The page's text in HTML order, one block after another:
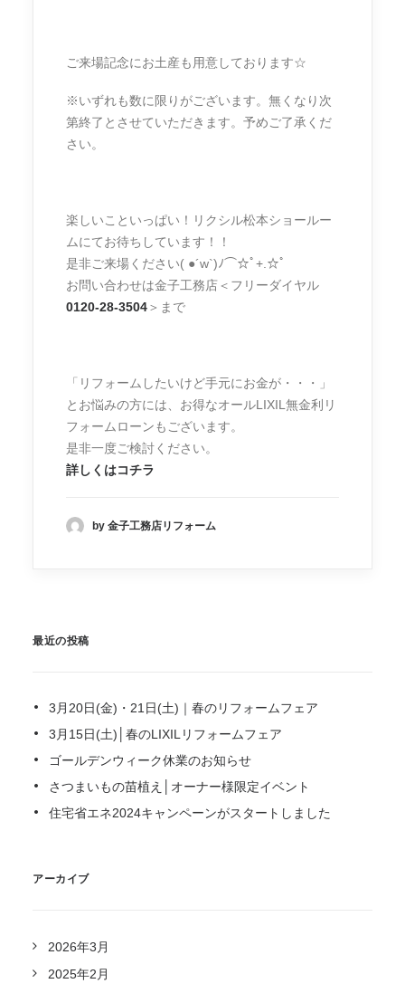
ご来場記念にお土産も用意しております☆
※いずれも数に限りがございます。無くなり次
第終了とさせていただきます。予めご了承くだ
さい。
楽しいこといっぱい！リクシル松本ショールー
ムにてお待ちしています！！
是非ご来場ください( ●´w`)ﾉ⌒☆ﾟ+.☆ﾟ
お問い合わせは金子工務店＜フリーダイヤル
0120-28-3504＞まで
「リフォームしたいけど手元にお金が・・・」
とお悩みの方には、お得なオールLIXIL無金利リ
フォームローンもございます。
是非一度ご検討ください。
詳しくはコチラ
by 金子工務店リフォーム
最近の投稿
3月20日(金)・21日(土)｜春のリフォームフェア
3月15日(土)│春のLIXILリフォームフェア
ゴールデンウィーク休業のお知らせ
さつまいもの苗植え│オーナー様限定イベント
住宅省エネ2024キャンペーンがスタートしました
アーカイブ
2026年3月
2025年2月